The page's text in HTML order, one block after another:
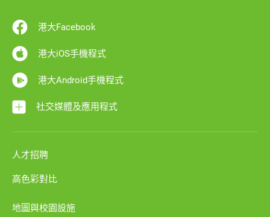
港大Facebook
港大iOS手機程式
港大Android手機程式
社交媒體及應用程式
人才招聘
高色彩對比
地圖與校園設施